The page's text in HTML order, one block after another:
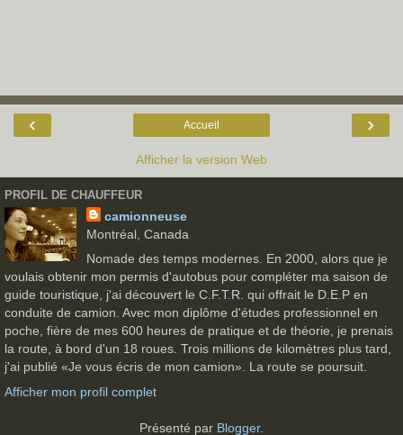
‹ ›
Accueil
Afficher la version Web
PROFIL DE CHAUFFEUR
camionneuse
Montréal, Canada
Nomade des temps modernes. En 2000, alors que je
voulais obtenir mon permis d'autobus pour compléter ma saison de
guide touristique, j'ai découvert le C.F.T.R. qui offrait le D.E.P en
conduite de camion. Avec mon diplôme d'études professionnel en
poche, fière de mes 600 heures de pratique et de théorie, je prenais
la route, à bord d'un 18 roues. Trois millions de kilomètres plus tard,
j'ai publié «Je vous écris de mon camion». La route se poursuit.
Afficher mon profil complet
Présenté par Blogger.